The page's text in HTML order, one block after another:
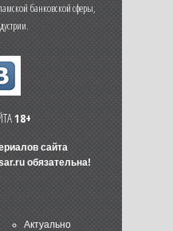
банковской сферы,
18+
сайта
обязательна!
Актуально